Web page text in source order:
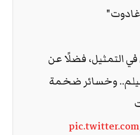
غادوت"
التمثيل، فضلًا عن
وخسائر ضخمة